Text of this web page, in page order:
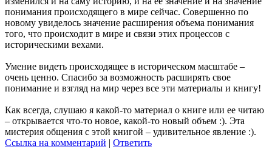
понимания происходящего в мире сейчас. Совершенно по
новому увиделось значение расширения объема понимания
того, что происходит в мире и связи этих процессов с
историческими вехами.
Умение видеть происходящее в историческом масштабе –
очень ценно. Спасибо за возможность расширять свое
понимание и взгляд на мир через все эти материалы и книгу!
Как всегда, слушаю я какой-то материал о книге или ее читаю
– открывается что-то новое, какой-то новый объем :). Эта
мистерия общения с этой книгой – удивительное явление :).
Ссылка на комментарий | Ответить